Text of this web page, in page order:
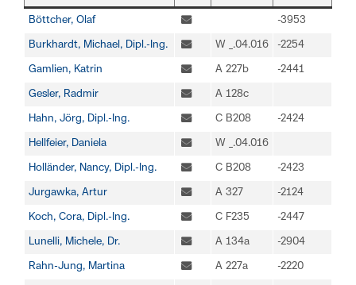
Böttcher, Olaf -3953
Burkhardt, Michael, Dipl.-Ing. W _.04.016 -2254
Gamlien, Katrin A 227b -2441
Gesler, Radmir A 128c
Hahn, Jörg, Dipl.-Ing. C B208 -2424
Hellfeier, Daniela W _.04.016
Holländer, Nancy, Dipl.-Ing. C B208 -2423
Jurgawka, Artur A 327 -2124
Koch, Cora, Dipl.-Ing. C F235 -2447
Lunelli, Michele, Dr. A 134a -2904
Rahn-Jung, Martina A 227a -2220